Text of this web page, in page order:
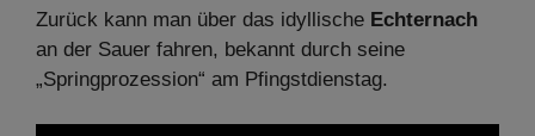
Zurück kann man über das idyllische Echternach
an der Sauer fahren, bekannt durch seine
„Springprozession“ am Pfingstdienstag.